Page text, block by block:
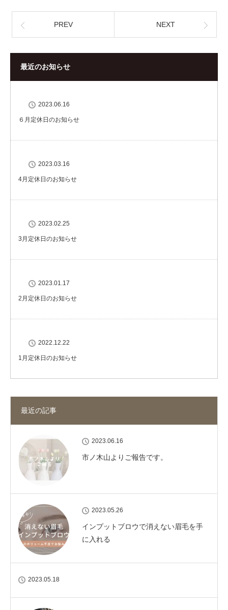
PREV NEXT
最近のお知らせ
2023.06.16
６月定休日のお知らせ
2023.03.16
4月定休日のお知らせ
2023.02.25
3月定休日のお知らせ
2023.01.17
2月定休日のお知らせ
2022.12.22
1月定休日のお知らせ
最近の記事
2023.06.16
市ノ木山よりご報告です。
2023.05.26
インプットブロウで消えない眉毛を手
に入れる
2023.05.18